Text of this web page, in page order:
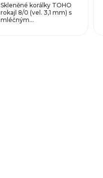
Skleněné korálky TOHO
rokajl 8/0 (vel. 3,1 mm) s
mléčným...